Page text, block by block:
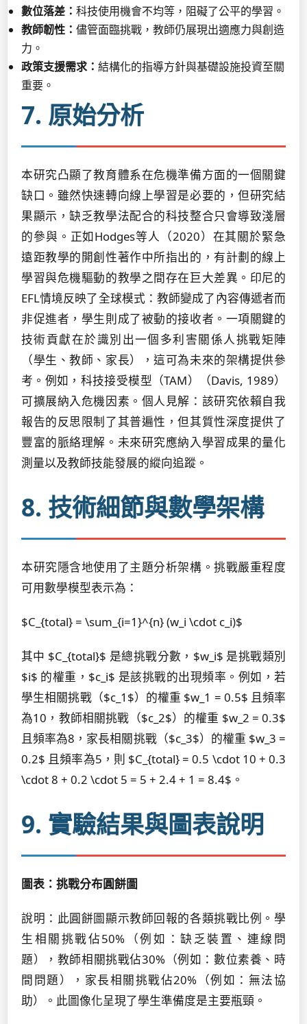
數位落差： 科技使用機會不均等，阻礙了公平的學習。
教師韌性： 儘管面臨挑戰，教師仍展現出適應力與創造
力。
政策支援需求： 結構化的指導方針與基礎設施投資至關
重要。
7. 原始分析
本研究凸顯了教育體系在危機準備方面的一個關鍵
缺口。雖然快速轉向線上學習是必要的，但研究結
果顯示，缺乏教學法配合的科技整合只會導致淺層
的參與。正如Hodges等人（2020）在其關於緊急
遠距教學的開創性著作中所指出的，有計劃的線上
學習與危機驅動的教學之間存在巨大差異。印尼的
EFL情境反映了全球模式：教師變成了內容傳遞者而
非促進者，學生則成了被動的接收者。一項關鍵的
技術貢獻在於識別出一個多利害關係人挑戰矩陣
（學生、教師、家長），這可為未來的架構提供參
考。例如，科技接受模型（TAM）（Davis, 1989）
可擴展納入危機因素。個人見解：該研究依賴自我
報告的反思限制了其普遍性，但其質性深度提供了
豐富的脈絡理解。未來研究應納入學習成果的量化
測量以及教師技能發展的縱向追蹤。
8. 技術細節與數學架構
本研究隱含地使用了主題分析架構。挑戰嚴重程度
可用數學模型表示為：
$C_{total} = \sum_{i=1}^{n} (w_i \cdot c_i)$
其中 $C_{total}$ 是總挑戰分數，$w_i$ 是挑戰類別
$i$ 的權重，$c_i$ 是該挑戰的出現頻率。例如，若
學生相關挑戰（$c_1$）的權重 $w_1 = 0.5$ 且頻率
為10，教師相關挑戰（$c_2$）的權重 $w_2 = 0.3$
且頻率為8，家長相關挑戰（$c_3$）的權重 $w_3 =
0.2$ 且頻率為5，則 $C_{total} = 0.5 \cdot 10 + 0.3
\cdot 8 + 0.2 \cdot 5 = 5 + 2.4 + 1 = 8.4$。
9. 實驗結果與圖表說明
圖表：挑戰分布圓餅圖
說明：此圓餅圖顯示教師回報的各類挑戰比例。學
生相關挑戰佔50%（例如：缺乏裝置、連線問
題），教師相關挑戰佔30%（例如：數位素養、時
間問題），家長相關挑戰佔20%（例如：無法協
助）。此圖像化呈現了學生準備度是主要瓶頸。